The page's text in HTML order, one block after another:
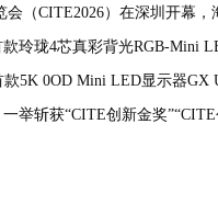
（CITE2026）在深圳开幕
玲珑4芯真彩背光RGB-Mini
5K 0OD Mini LED显示器
举斩获“CITE创新金奖